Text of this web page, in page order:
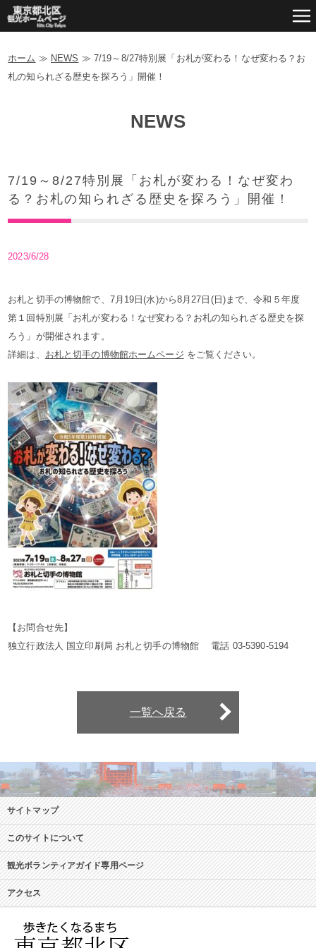
ホーム ≫ NEWS ≫ 7/19～8/27特別展「お札が変わる！なぜ変わる？お
札の知られざる歴史を探ろう」開催！
NEWS
7/19～8/27特別展「お札が変わる！なぜ変わ
る？お札の知られざる歴史を探ろう」開催！
2023/6/28
お札と切手の博物館で、7月19日(水)から8月27日(日)まで、令和５年度
第１回特別展「お札が変わる！なぜ変わる？お札の知られざる歴史を探
ろう」が開催されます。
詳細は、 お札と切手の博物館ホームページ をご覧ください。
【お問合せ先】
独立行政法人 国立印刷局 お札と切手の博物館 電話 03-5390-5194
一覧へ戻る
サイトマップ
このサイトについて
観光ボランティアガイド専用ページ
アクセス